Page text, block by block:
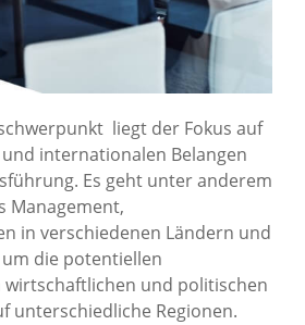
liegt der Fokus auf
internationalen Belangen
Es geht unter anderem
Management,
in verschiedenen Ländern und
die potentiellen
wirtschaftlichen und politischen
unterschiedliche Regionen.